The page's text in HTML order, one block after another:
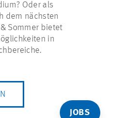
JOBS
Oder als
dem nächsten
Sommer bietet
in